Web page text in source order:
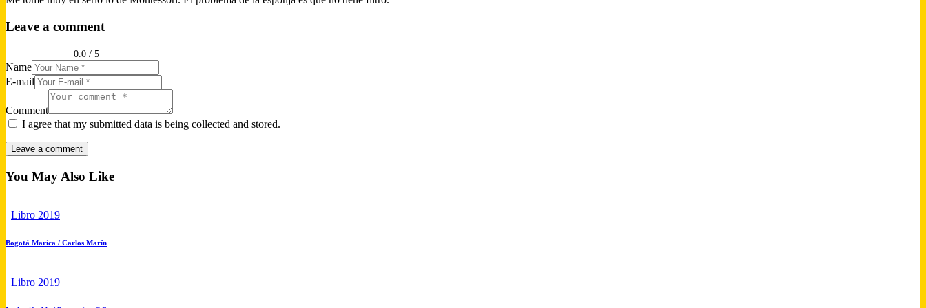
Leave a comment
0.0 / 5
Name
E-mail
Comment
I agree that my submitted data is being collected and stored.
You May Also Like
Libro 2019
Bogotá Marica / Carlos Marín
Libro 2019